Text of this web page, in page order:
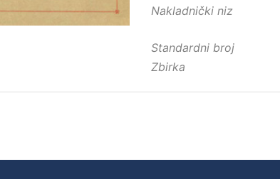
Nakladnički niz
Standardni broj
Zbirka